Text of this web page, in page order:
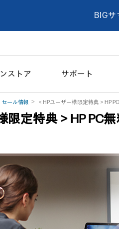
BIGサ
ストア サポート
ール情報 ＜HPユーザー様限定特典＞HP
限定特典＞HP PC